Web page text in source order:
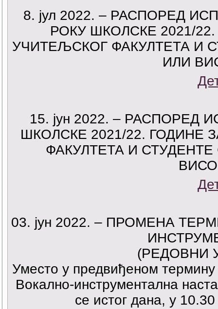
8. јул 2022. – РАСПОРЕД
РОКУ ШКОЛСКЕ 2021/
УЧИТЕЉСКОГ ФАКУЛТЕТА И
ИЛИ
15. јун 2022. –
ШКОЛСКЕ 2021/22. ГОДИНЕ
ФАКУЛТЕТА И
03. јун 2022. – ПРОМЕНА
(РЕДОВНИ
Уместо у предвиђеном термину
Вокално-инструментална
се истог дана, у